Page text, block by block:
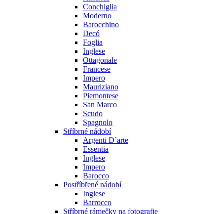
Conchiglia
Moderno
Barocchino
Decó
Foglia
Inglese
Ottagonale
Francese
Impero
Mauriziano
Piemontese
San Marco
Scudo
Spagnolo
Stříbrné nádobí
Argenti D´arte
Essentia
Inglese
Impero
Barocco
Postříbřené nádobí
Inglese
Barrocco
Stříbrné rámečky na fotografie